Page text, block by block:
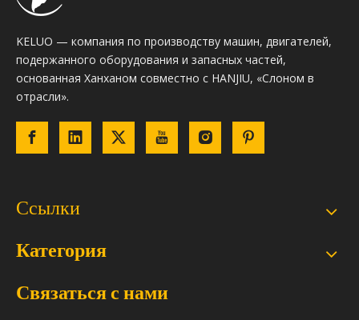
KELUO — компания по производству машин, двигателей,
подержанного оборудования и запасных частей,
основанная Ханханом совместно с HANJIU, «Слоном в
отрасли».
Ссылки
Категория
Связаться с нами